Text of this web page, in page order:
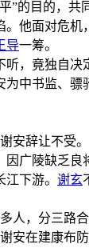
的目的，
他面对危
导一筹。
，竟独自
中书监、
安辞让不受
广陵缺乏
下游。 谢玄
人，分三路
安在建康布